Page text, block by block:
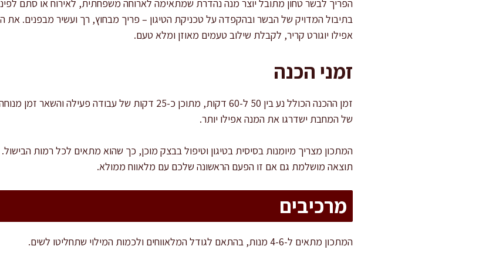
הפריך לבשר טחון מתובל יוצר מנה נהדרת שמתאימה לארוחה משפחתית, לאירוח או סתם
בתיבול המדויק של הבשר ובהקפדה על טכניקת הטיגון – פריך מבחוץ, רך ועשיר מבפנים.
אפילו יוגורט קריר, לקבלת שילוב טעמים מאוזן ומלא טעם.
זמני הכנה
זמן ההכנה הכולל נע בין 50 ל-60 דקות, מתוכן כ-25 דקות של
של המחבת ישדרגו את המנה אפילו יותר.
המתכון מצריך מיומנות בסיסית בטיגון וטיפול בבצק מוכן, כך שהוא מתאים לכל רמות
תוצאה מושלמת גם אם זו הפעם הראשונה שלכם עם מלאווח ממולא.
מרכיבים
המתכון מתאים ל-4-6 מנות, בהתאם לגודל המלאווחים ולכמות המילוי שתחליטו לשים.